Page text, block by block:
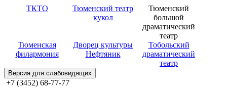
ТКТО
Тюменский театр
кукол
Тюменский
большой
драматический
театр
Тюменская
филармония
Дворец культуры
Нефтяник
Тобольский
драматический
театр
Версия для слабовидящих
+7 (3452) 68-77-77